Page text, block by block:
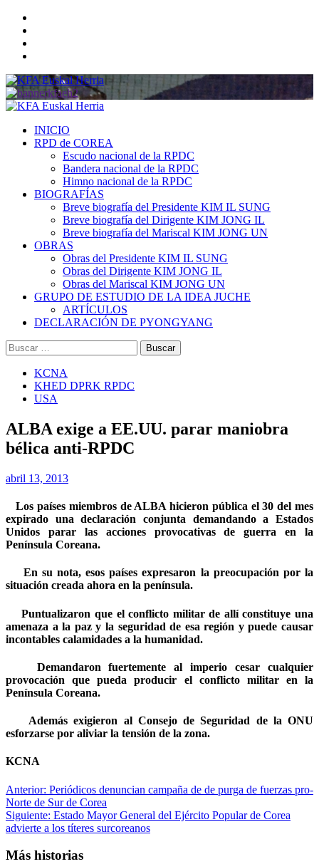
Saltar
contenido
Menú
INICIO
RPD de COREA
Escudo nacional de la RPDC
Bandera nacional de la RPDC
Himno nacional de la RPDC
BIOGRAFÍAS
Breve biografía del Presidente KIM IL SUNG
Breve biografía del Dirigente KIM JONG IL
Breve biografía del Mariscal KIM JONG UN
OBRAS
Obras del Presidente KIM IL SUNG
Obras del Dirigente KIM JONG IL
Obras del Mariscal KIM JONG UN
GRUPO DE ESTUDIO DE LA IDEA JUCHE
ARTÍCULOS
DECLARACIÓN DE PYONGYANG
Buscar:
KCNA
KHED DPRK RPDC
USA
ALBA exige a EE.UU. parar maniobra
bélica anti-RPDC
abril 13, 2013
Los países miembros de ALBA hicieron pública el 30 del mes
expirado una declaración conjunta demandando a Estados
Unidos parar las acciones provocativas de guerra en la
Península Coreana.
En su nota, esos países expresaron la preocupación por la
situación creada ahora en la península.
Puntualizaron que el conflicto militar de allí constituye una
amenaza a la paz y la seguridad de esa región y puede causar
incontables calamidades a la humanidad.
Demandaron fuertemente al imperio cesar cualquier
provocación que pueda producir el conflicto militar en la
Península Coreana.
Además exigieron al Consejo de Seguridad de la ONU
esforzarse por aliviar la tensión de la zona.
KCNA
Navegación
de
entradas
Anterior: Periódicos denuncian campaña de de purga de fuerzas pro-
Norte de Sur de Corea
Siguiente: Estado Mayor General del Ejército Popular de Corea
advierte a los títeres surcoreanos
Más historias